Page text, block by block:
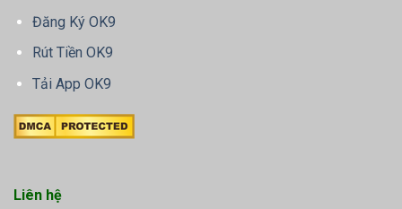
Đăng Ký OK9
Rút Tiền OK9
Tải App OK9
Liên hệ